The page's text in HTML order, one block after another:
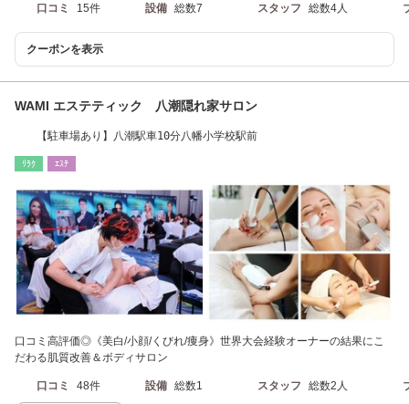
口コミ 15件 設備 総数7 スタッフ 総数4人
クーポンを表示
WAMI エステティック 八潮隠れ家サロン
【駐車場あり】八潮駅車10分八幡小学校駅前
ﾘﾗｸ ｴｽﾃ
口コミ高評価◎《美白/小顔/くびれ/痩身》世界大会経験オーナーの結果にこ
だわる肌質改善＆ボディサロン
口コミ 48件 設備 総数1 スタッフ 総数2人